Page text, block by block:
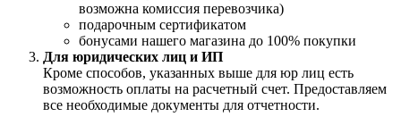
возможна комиссия перевозчика)
подарочным сертификатом
бонусами нашего магазина до 100% покупки
Для юридических лиц и ИП
Кроме способов, указанных выше для юр лиц есть
возможность оплаты на расчетный счет. Предоставляем
все необходимые документы для отчетности.